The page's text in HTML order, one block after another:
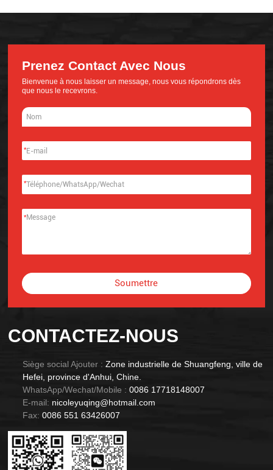
CONTACTEZ-NOUS
Siège social Ajouter : Zone industrielle de Shuangfeng, ville de
Hefei, province d'Anhui, Chine.
WhatsApp/Wechat/Mobile : 0086 17718148007
E-mail: nicoleyuqing@hotmail.com
Fax: 0086 551 63426007
Prenez Contact Avec Nous
Bienvenue à nous laisser un message, nous vous répondrons dès
que nous le recevrons.
*
*
*
Soumettre